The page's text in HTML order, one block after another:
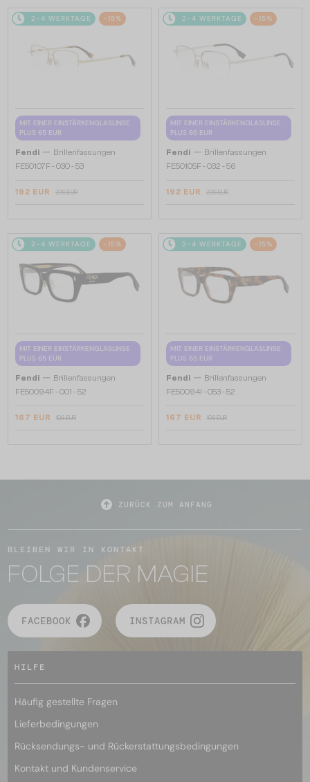
2-4 WERKTAGE -15%
MIT EINER EINSTÄRKENGLASLINSE
PLUS 65 EUR
Fendi — Brillenfassungen
FE50107F - 030 - 53
192 EUR 226 EUR
2-4 WERKTAGE -15%
MIT EINER EINSTÄRKENGLASLINSE
PLUS 65 EUR
Fendi — Brillenfassungen
FE50105F - 032 - 56
192 EUR 226 EUR
2-4 WERKTAGE -15%
MIT EINER EINSTÄRKENGLASLINSE
PLUS 65 EUR
Fendi — Brillenfassungen
FE50094F - 001 - 52
167 EUR 196 EUR
2-4 WERKTAGE -15%
MIT EINER EINSTÄRKENGLASLINSE
PLUS 65 EUR
Fendi — Brillenfassungen
FE50094I - 053 - 52
167 EUR 196 EUR
ZURÜCK ZUM ANFANG
BLEIBEN WIR IN KONTAKT
FOLGE DER MAGIE
FACEBOOK INSTAGRAM
HILFE
Häufig gestellte Fragen
Lieferbedingungen
Rücksendungs- und Rückerstattungsbedingungen
Kontakt und Kundenservice